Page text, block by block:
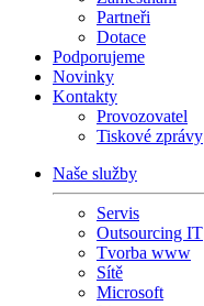
Partneři
Dotace
Podporujeme
Novinky
Kontakty
Provozovatel
Tiskové zprávy
Naše služby
Servis
Outsourcing IT
Tvorba www
Sítě
Microsoft